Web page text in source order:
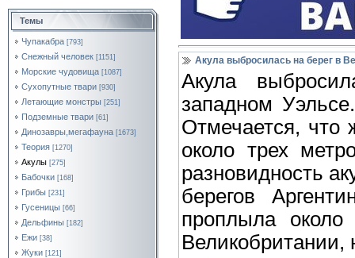
Темы
Чупакабра [793]
Снежный человек [1151]
Морские чудовища [1087]
Сухопутные твари [930]
Летающие монстры [251]
Подземные твари [61]
Динозавры,мегафауна [1673]
Теория [1270]
Акулы [275]
Бабочки [168]
Грибы [231]
Гусеницы [66]
Дельфины [182]
Ежи [38]
Жуки [121]
Акула выбросилась на берег в
Акула
западном
Отмечается, что
около трех
разновидность
берегов
проплыла
Великобритании,